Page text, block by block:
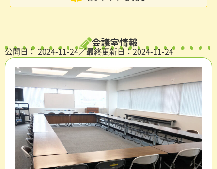
会議室情報
公開日： 2024-11-24／最終更新日：2024-11-24